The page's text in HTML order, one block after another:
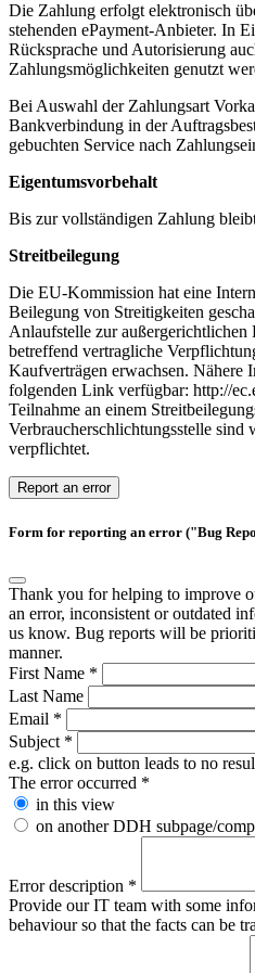
Die Zahlung erfolgt elektronisch
stehenden ePayment-Anbieter. In
Rücksprache und Autorisierung
Zahlungsmöglichkeiten genutzt
Bei Auswahl der Zahlungsart
Bankverbindung in der
gebuchten Service nach
Eigentumsvorbehalt
Bis zur vollständigen Zahlung
Streitbeilegung
Die EU-Kommission hat eine
Beilegung von Streitigkeiten
Anlaufstelle zur
betreffend vertragliche
Kaufverträgen erwachsen. Nähere
folgenden Link verfügbar: http://
Teilnahme an einem
Verbraucherschlichtungsstelle sind
verpflichtet.
Report an error
Form for reporting an error ("Bug
Thank you for helping to improve
an error, inconsistent or outdated
us know. Bug reports will be
manner.
First Name *
Last Name
Email *
Subject *
e.g. click on button leads to no
The error occurred *
in this view
on another DDH subpage/
Error description *
Provide our IT team with some
behaviour so that the facts can be